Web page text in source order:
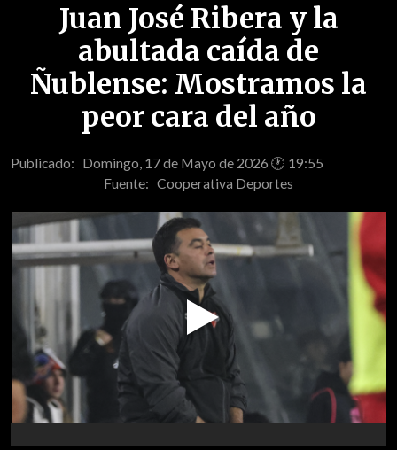
Juan José Ribera y la
abultada caída de
Ñublense: Mostramos la
peor cara del año
Publicado: Domingo, 17 de Mayo de 2026 🕐 19:55
Fuente: Cooperativa Deportes
Play
Video